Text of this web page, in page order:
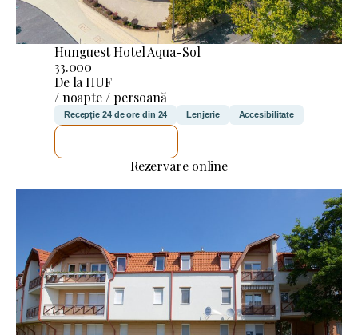
Hunguest Hotel Aqua-Sol
33.000
De la HUF
/ noapte / persoană
Recepție 24 de ore din 24 Lenjerie Accesibilitate
Rezervare online